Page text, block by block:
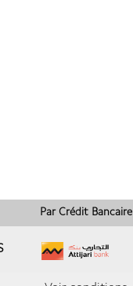
Par Crédit Bancaire